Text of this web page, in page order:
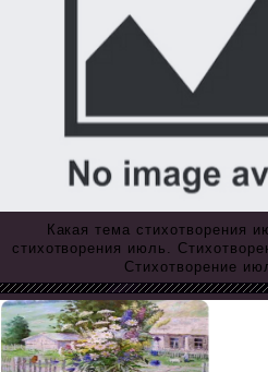
Какая тема стихотворения
стихотворения июль.
Стихотворение